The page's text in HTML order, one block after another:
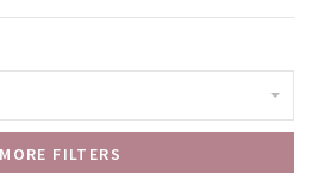
MORE FILTERS